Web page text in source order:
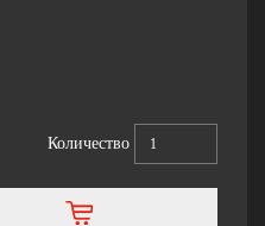
Количество